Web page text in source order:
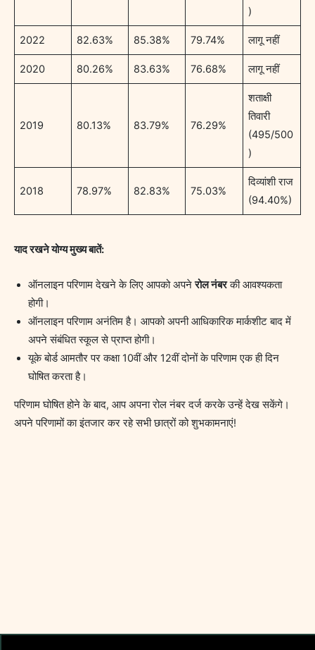
)
2022 82.63% 85.38% 79.74% लागू नहीं
2020 80.26% 83.63% 76.68% लागू नहीं
2019 80.13% 83.79% 76.29%
शताक्षी
तिवारी
(495/500
)
2018 78.97% 82.83% 75.03%
दिव्यांशी राज
(94.40%)
याद रखने योग्य मुख्य बातें:
ऑनलाइन परिणाम देखने के लिए आपको अपनेरोल नंबरकी आवश्यकता
होगी।
ऑनलाइन परिणाम अनंतिम है। आपको अपनी आधिकारिक मार्कशीट बाद में
अपने संबंधित स्कूल से प्राप्त होगी।
यूके बोर्ड आमतौर पर कक्षा 10वीं और 12वीं दोनों के परिणाम एक ही दिन
घोषित करता है।
परिणाम घोषित होने के बाद, आप अपना रोल नंबर दर्ज करके उन्हें देख सकेंगे।
अपने परिणामों का इंतजार कर रहे सभी छात्रों को शुभकामनाएं!